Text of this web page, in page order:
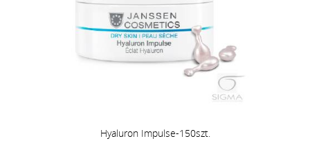
Hyaluron Impulse-150szt.